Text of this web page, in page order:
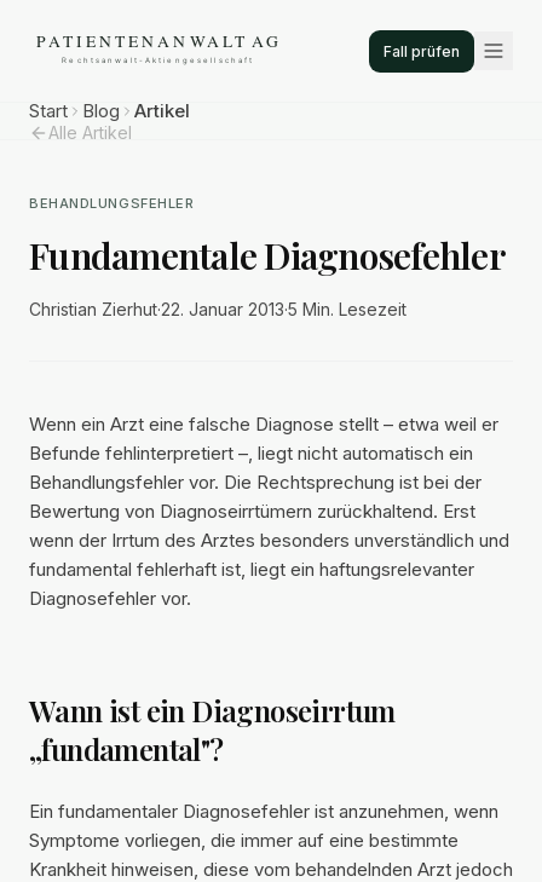
Fall prüfen
Start Blog Artikel
Alle Artikel
BEHANDLUNGSFEHLER
Fundamentale Diagnosefehler
Christian Zierhut·22. Januar 2013·5 Min. Lesezeit
Wenn ein Arzt eine falsche Diagnose stellt – etwa weil er
Befunde fehlinterpretiert –, liegt nicht automatisch ein
Behandlungsfehler vor. Die Rechtsprechung ist bei der
Bewertung von Diagnoseirrtümern zurückhaltend. Erst
wenn der Irrtum des Arztes besonders unverständlich und
fundamental fehlerhaft ist, liegt ein haftungsrelevanter
Diagnosefehler vor.
Wann ist ein Diagnoseirrtum
„fundamental"?
Ein fundamentaler Diagnosefehler ist anzunehmen, wenn
Symptome vorliegen, die immer auf eine bestimmte
Krankheit hinweisen, diese vom behandelnden Arzt jedoch